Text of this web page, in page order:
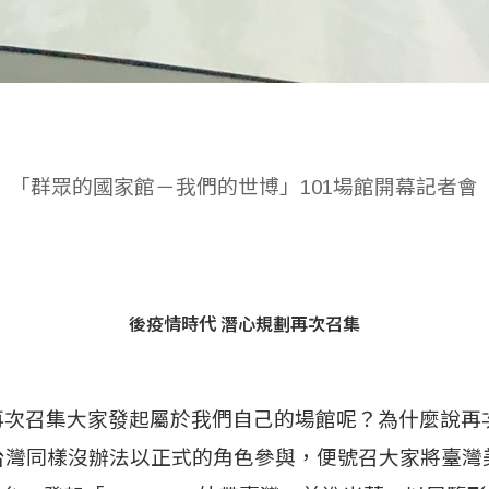
「群眾的國家館－我們的世博」101場館開幕記者會
後疫情時代 潛心規劃再次召集
召集大家發起屬於我們自己的場館呢？為什麼說再
同樣沒辦法以正式的角色參與，便號召大家將臺